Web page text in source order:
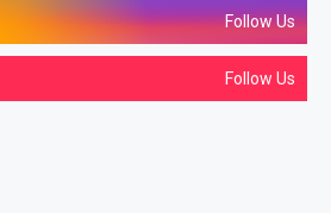
Follow Us
Follow Us